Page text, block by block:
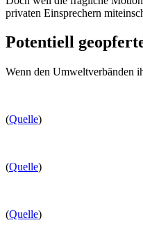
privaten Einsprechern
Potentiell
Wenn den Umweltverbänden
(Quelle)
(Quelle)
(Quelle)